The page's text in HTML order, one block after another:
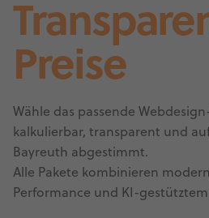
Preise
Wähle das passende
kalkulierbar, transparent und
Bayreuth abgestimmt.
Alle Pakete kombinieren
Performance und KI-